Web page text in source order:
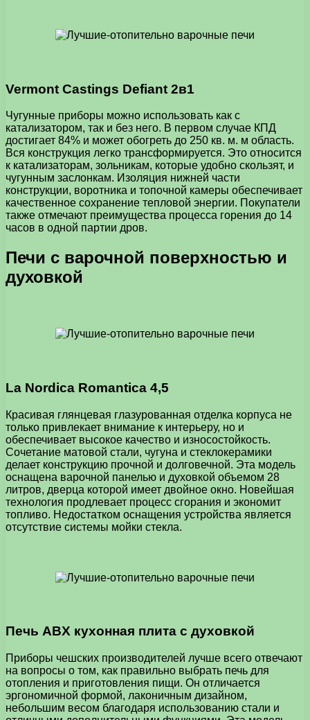
Vermont Castings Defiant 2в1
Чугунные приборы можно использовать как с
катализатором, так и без него. В первом случае КПД
достигает 84% и может обогреть до 250 кв. м. м область.
Вся конструкция легко трансформируется. Это относится
к катализаторам, зольникам, которые удобно скользят, и
чугунным заслонкам. Изоляция нижней части
конструкции, воротника и топочной камеры обеспечивает
качественное сохранение тепловой энергии. Покупатели
также отмечают преимущества процесса горения до 14
часов в одной партии дров.
Печи с варочной поверхностью и
духовкой
La Nordica Romantica 4,5
Красивая глянцевая глазурованная отделка корпуса не
только привлекает внимание к интерьеру, но и
обеспечивает высокое качество и износостойкость.
Сочетание матовой стали, чугуна и стеклокерамики
делает конструкцию прочной и долговечной. Эта модель
оснащена варочной панелью и духовкой объемом 28
литров, дверца которой имеет двойное окно. Новейшая
технология продлевает процесс сгорания и экономит
топливо. Недостатком оснащения устройства является
отсутствие системы мойки стекла.
Печь ABX кухонная плита с духовкой
Приборы чешских производителей лучше всего отвечают
на вопросы о том, как правильно выбрать печь для
отопления и приготовления пищи. Он отличается
эргономичной формой, лаконичным дизайном,
небольшим весом благодаря использованию стали и